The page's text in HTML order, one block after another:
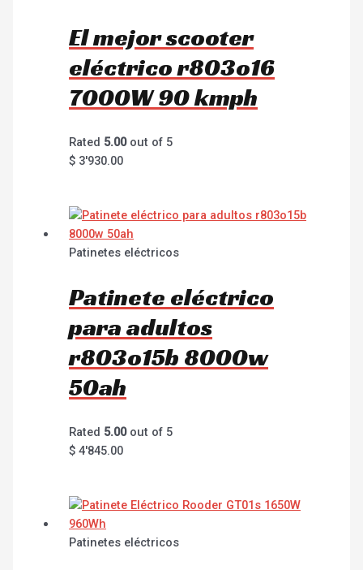
El mejor scooter
eléctrico r803o16
7000W 90 kmph
Rated 5.00out of 5
$ 3'930.00
Patinetes eléctricos
Patinete eléctrico
para adultos
r803o15b 8000w
50ah
Rated 5.00out of 5
$ 4'845.00
Patinetes eléctricos